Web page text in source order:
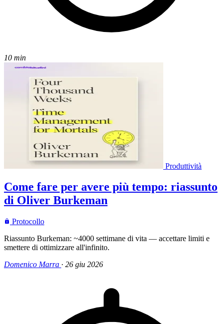
10 min
Produttività
Come fare per avere più tempo: riassunto
di Oliver Burkeman
Protocollo
Riassunto Burkeman: ~4000 settimane di vita — accettare limiti e
smettere di ottimizzare all'infinito.
Domenico Marra · 26 giu 2026